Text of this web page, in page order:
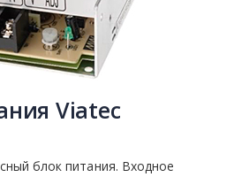
Viatec
блок питания. Входное